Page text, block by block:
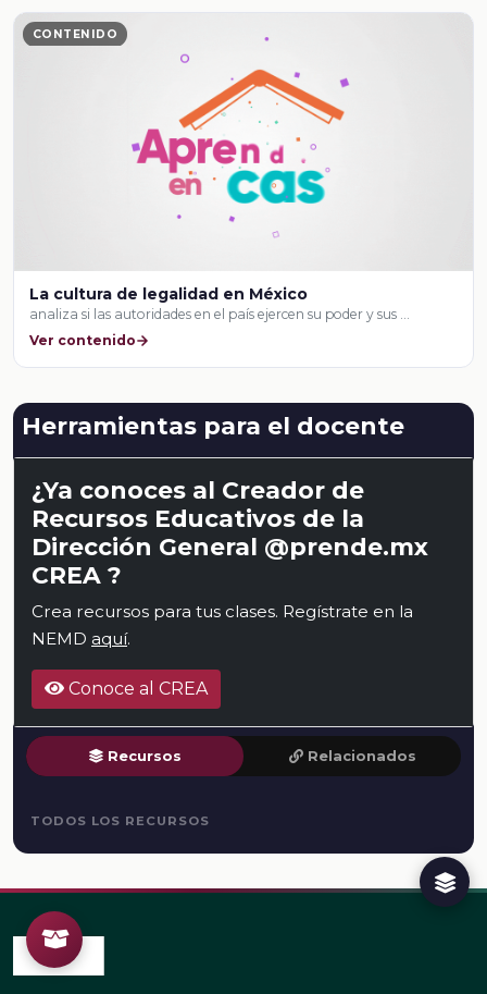
CONTENIDO
La cultura de legalidad en México
analiza si las autoridades en el país ejercen su poder y sus …
Ver contenido
Herramientas para el docente
¿Ya conoces al Creador de
Recursos Educativos de la
Dirección General @prende.mx
CREA ?
Crea recursos para tus clases. Regístrate en la
NEMD aquí.
Conoce al CREA
Recursos Relacionados
TODOS LOS RECURSOS